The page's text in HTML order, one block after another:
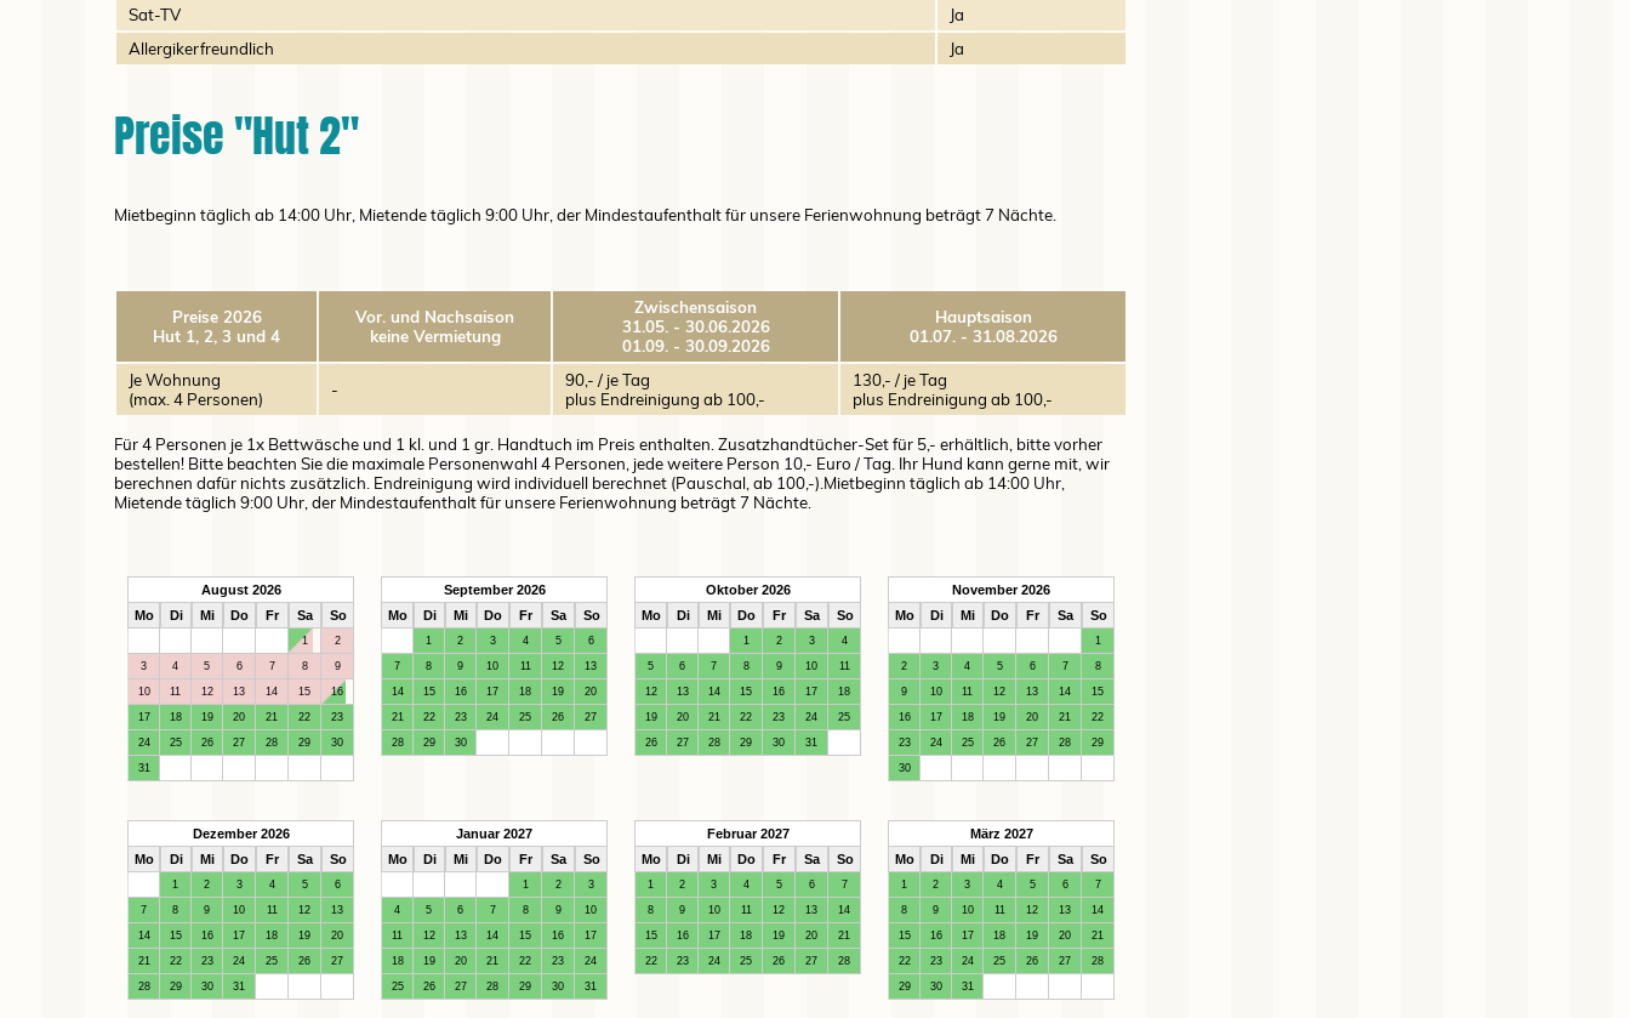
Sat-TV
Ja
Allergikerfreundlich
Ja
Preise "Hut 2"
Mietbeginn täglich ab 14:00 Uhr, Mietende täglich 9:00 Uhr, der Mindestaufenthalt für unsere Ferienwohnung beträgt 7 Nächte.
Preise 2026
Hut 1, 2, 3 und 4
Vor. und Nachsaison
keine Vermietung
Zwischensaison
31.05. - 30.06.2026
01.09. - 30.09.2026
Hauptsaison
01.07. - 31.08.2026
Je Wohnung
(max. 4 Personen)
-
90,- / je Tag
plus Endreinigung ab 100,-
130,- / je Tag
plus Endreinigung ab 100,-
Für 4 Personen je 1x Bettwäsche und 1 kl. und 1 gr. Handtuch im Preis enthalten. Zusatzhandtücher-Set für 5,- erhältlich, bitte vorher
bestellen! Bitte beachten Sie die maximale Personenwahl 4 Personen, jede weitere Person 10,- Euro / Tag. Ihr Hund kann gerne mit, wir
berechnen dafür nichts zusätzlich. Endreinigung wird individuell berechnet (Pauschal, ab 100,-).Mietbeginn täglich ab 14:00 Uhr,
Mietende täglich 9:00 Uhr, der Mindestaufenthalt für unsere Ferienwohnung beträgt 7 Nächte.
August 2026
Mo
Di Mi Do Fr Sa So
1 2
3 4 5 6 7 8 9
10 11 12 13 14 15 16
17 18 19 20 21 22 23
24 25 26 27 28 29 30
31
September 2026
Mo
Di Mi Do Fr Sa So
1 2 3 4 5 6
7 8 9 10 11 12 13
14 15 16 17 18 19 20
21 22 23 24 25 26 27
28 29 30
Oktober 2026
Mo
Di Mi Do Fr Sa So
1 2 3 4
5 6 7 8 9 10 11
12 13 14 15 16 17 18
19 20 21 22 23 24 25
26 27 28 29 30 31
November 2026
Mo
Di Mi Do Fr Sa So
1
2 3 4 5 6 7 8
9 10 11 12 13 14 15
16 17 18 19 20 21 22
23 24 25 26 27 28 29
30
Dezember 2026
Mo
Di Mi Do Fr Sa So
1 2 3 4 5 6
7 8 9 10 11 12 13
14 15 16 17 18 19 20
21 22 23 24 25 26 27
28 29 30 31
Januar 2027
Mo
Di Mi Do Fr Sa So
1 2 3
4 5 6 7 8 9 10
11 12 13 14 15 16 17
18 19 20 21 22 23 24
25 26 27 28 29 30 31
Februar 2027
Mo
Di Mi Do Fr Sa So
1 2 3 4 5 6 7
8 9 10 11 12 13 14
15 16 17 18 19 20 21
22 23 24 25 26 27 28
März 2027
Mo
Di Mi Do Fr Sa So
1 2 3 4 5 6 7
8 9 10 11 12 13 14
15 16 17 18 19 20 21
22 23 24 25 26 27 28
29 30 31